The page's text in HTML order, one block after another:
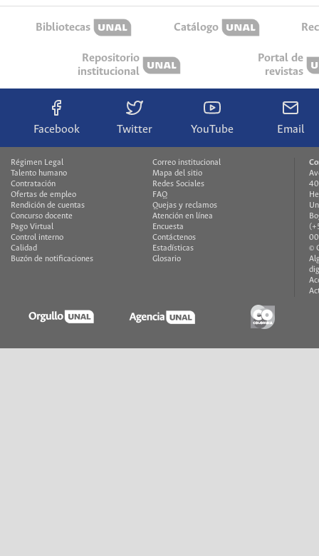
Bibliotecas Catálogo
Repositorio
institucional
Portal de
revistas
Facebook Twitter YouTube Email
Régimen Legal
Talento humano
Contratación
Ofertas de empleo
Rendición de cuentas
Concurso docente
Pago Virtual
Control interno
Calidad
Buzón de notificaciones
Correo institucional
Mapa del sitio
Redes Sociales
FAQ
Quejas y reclamos
Atención en línea
Encuesta
Contáctenos
Estadísticas
Glosario
©